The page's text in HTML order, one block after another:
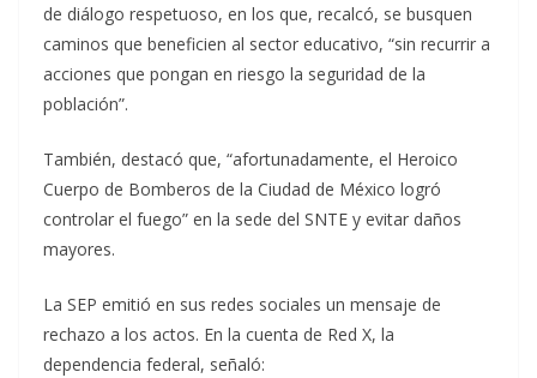
de diálogo respetuoso, en los que, recalcó, se busquen
caminos que beneficien al sector educativo, “sin recurrir a
acciones que pongan en riesgo la seguridad de la
población”.
También, destacó que, “afortunadamente, el Heroico
Cuerpo de Bomberos de la Ciudad de México logró
controlar el fuego” en la sede del SNTE y evitar daños
mayores.
La SEP emitió en sus redes sociales un mensaje de
rechazo a los actos. En la cuenta de Red X, la
dependencia federal, señaló: